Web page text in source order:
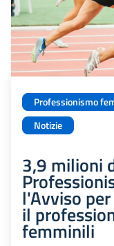
Professionismo
Notizie
3,9 milioni
l'Avviso
il
femminili